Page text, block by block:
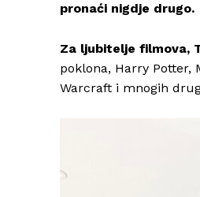
pronaći nigdje drugo.
Za ljubitelje filmova,
poklona, Harry Potter,
Warcraft i mnogih